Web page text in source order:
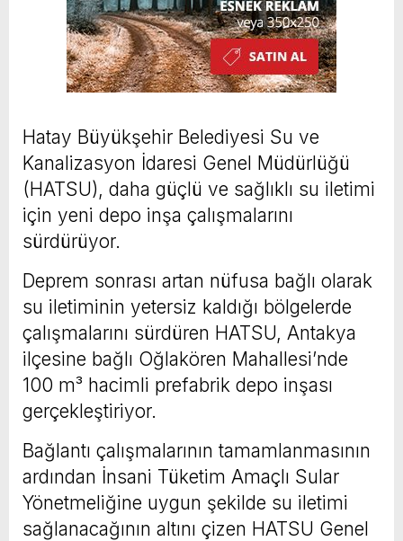
Hatay Büyükşehir Belediyesi Su ve
Kanalizasyon İdaresi Genel Müdürlüğü
(HATSU), daha güçlü ve sağlıklı su iletimi
için yeni depo inşa çalışmalarını
sürdürüyor.
Deprem sonrası artan nüfusa bağlı olarak
su iletiminin yetersiz kaldığı bölgelerde
çalışmalarını sürdüren HATSU, Antakya
ilçesine bağlı Oğlakören Mahallesi’nde
100 m³ hacimli prefabrik depo inşası
gerçekleştiriyor.
Bağlantı çalışmalarının tamamlanmasının
ardından İnsani Tüketim Amaçlı Sular
Yönetmeliğine uygun şekilde su iletimi
sağlanacağının altını çizen HATSU Genel